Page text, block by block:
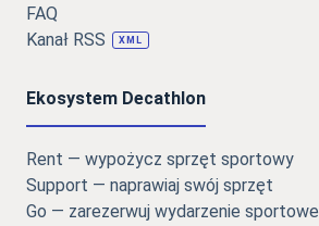
FAQ
Kanał RSS
XML
Ekosystem Decathlon
Rent — wypożycz sprzęt sportowy
Support — naprawiaj swój sprzęt
Go — zarezerwuj wydarzenie sportowe